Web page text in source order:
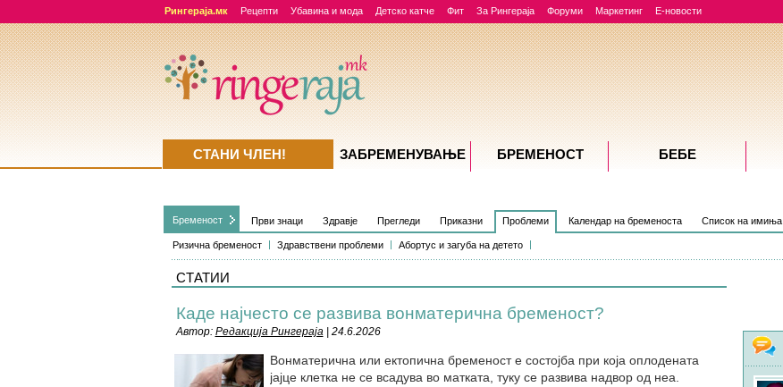
Рингераја.мк Рецепти Убавина и мода Детско катче Фит За Рингераја Форуми Маркетинг Е-новости
Бременост Први знаци Здравје Прегледи Приказни Проблеми
Ризична бременост Здравствени проблеми Абортус и загуба на детето
Календар на бременоста Список на имиња
СТАТИИ
Каде најчесто се развива вонматерична бременост?
Автор: Редакција Рингераја| 24.6.2026
Вонматерична или ектопична бременост е состојба при која оплодената
јајце клетка не се всадува во матката, туку се развива надвор од неа.
СТАНИ ЧЛЕН! ЗАБРЕМЕНУВАЊE БРЕМЕНОСТ БЕБЕ